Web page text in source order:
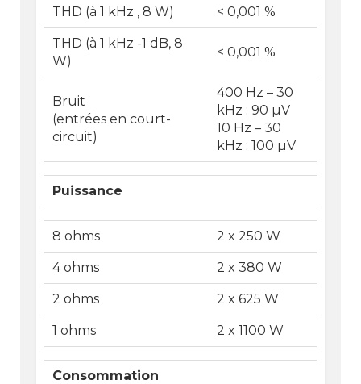
THD (à 1 kHz , 8 W) < 0,001 %
THD (à 1 kHz -1 dB, 8
W)
< 0,001 %
Bruit
(entrées en court-
circuit)
400 Hz – 30
kHz : 90 µV
10 Hz – 30
kHz : 100 µV
Puissance
8 ohms 2 x 250 W
4 ohms 2 x 380 W
2 ohms 2 x 625 W
1 ohms 2 x 1100 W
Consommation